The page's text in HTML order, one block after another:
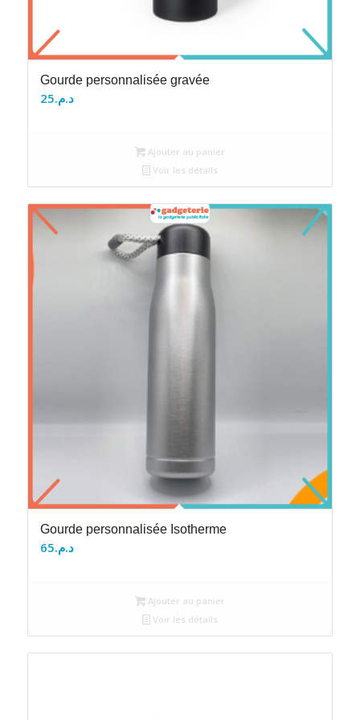
Gourde personnalisée gravée
د.م.25
Ajouter au panier
Voir les détails
Gourde personnalisée Isotherme
د.م.65
Ajouter au panier
Voir les détails